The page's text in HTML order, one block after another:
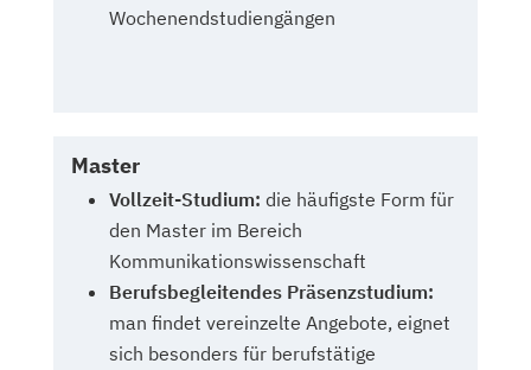
Wochenendstudiengängen
Master
Vollzeit-Studium: die häufigste Form für
den Master im Bereich
Kommunikationswissenschaft
Berufsbegleitendes Präsenzstudium:
man findet vereinzelte Angebote, eignet
sich besonders für berufstätige